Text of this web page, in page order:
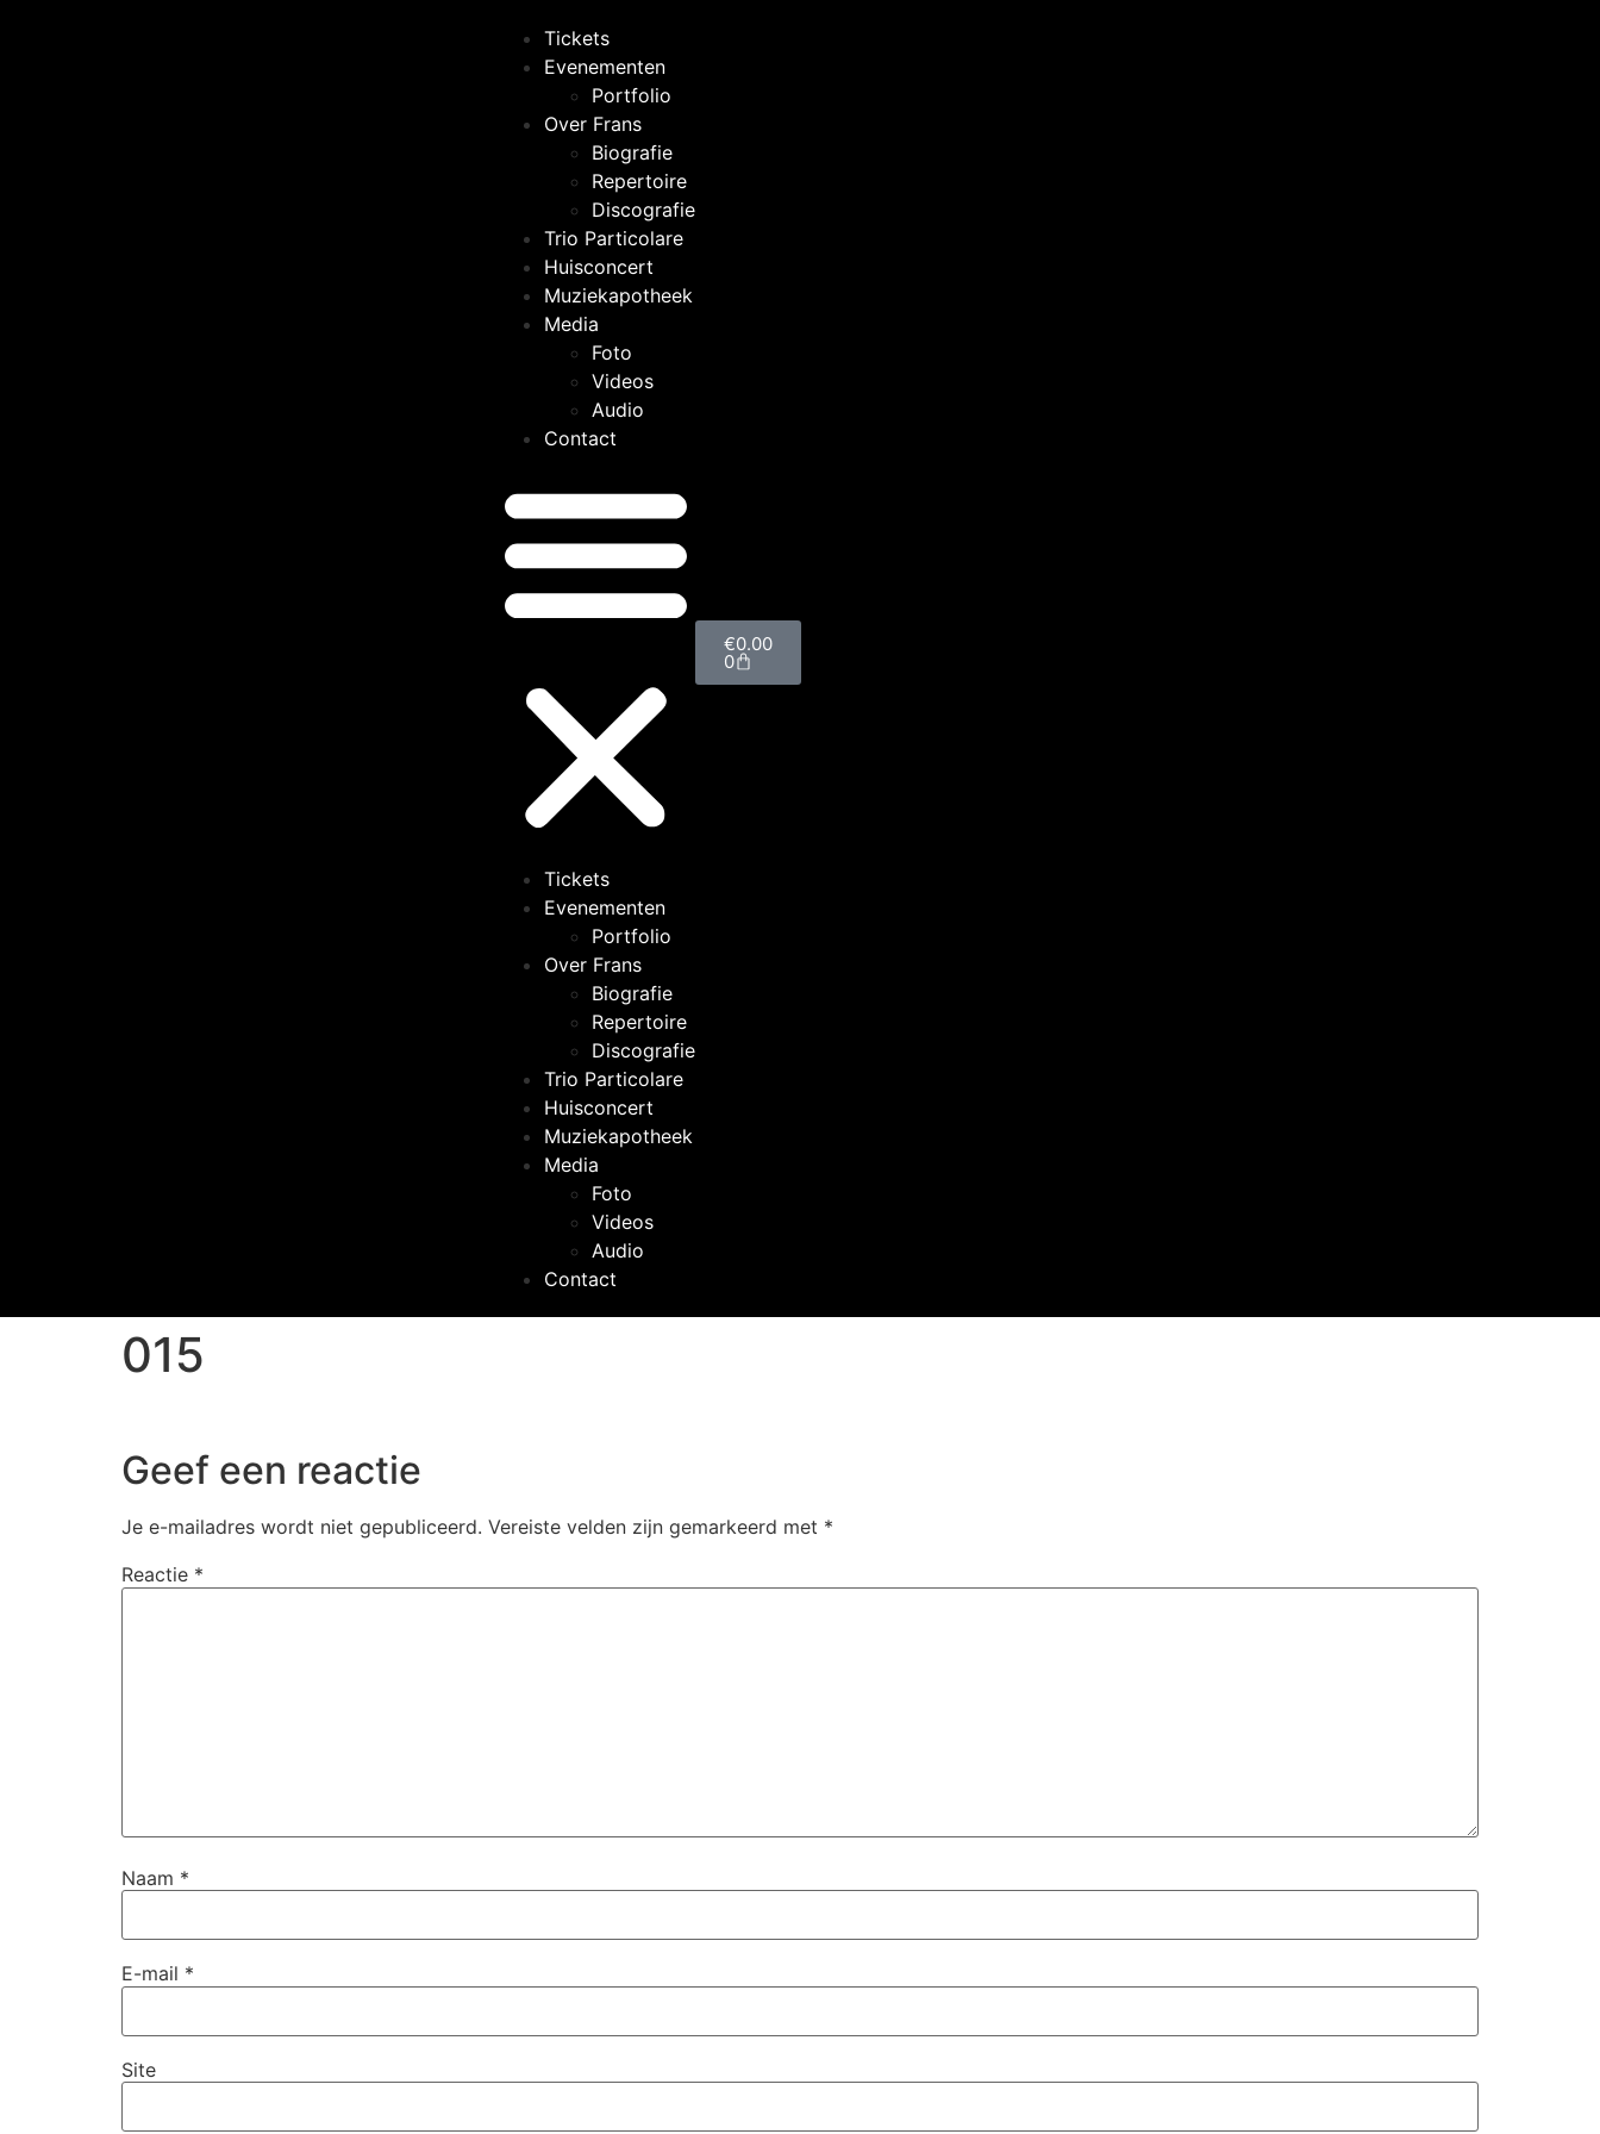
Tickets
Evenementen
Portfolio
Over Frans
Biografie
Repertoire
Discografie
Trio Particolare
Huisconcert
Muziekapotheek
Media
Foto
Videos
Audio
Contact
Tickets
Evenementen
Portfolio
Over Frans
Biografie
Repertoire
Discografie
Trio Particolare
Huisconcert
Muziekapotheek
Media
Foto
Videos
Audio
Contact
€0.00
0
015
Geef een reactie
Je e-mailadres wordt niet gepubliceerd. Vereiste velden zijn gemarkeerd met *
Reactie *
Naam *
E-mail *
Site